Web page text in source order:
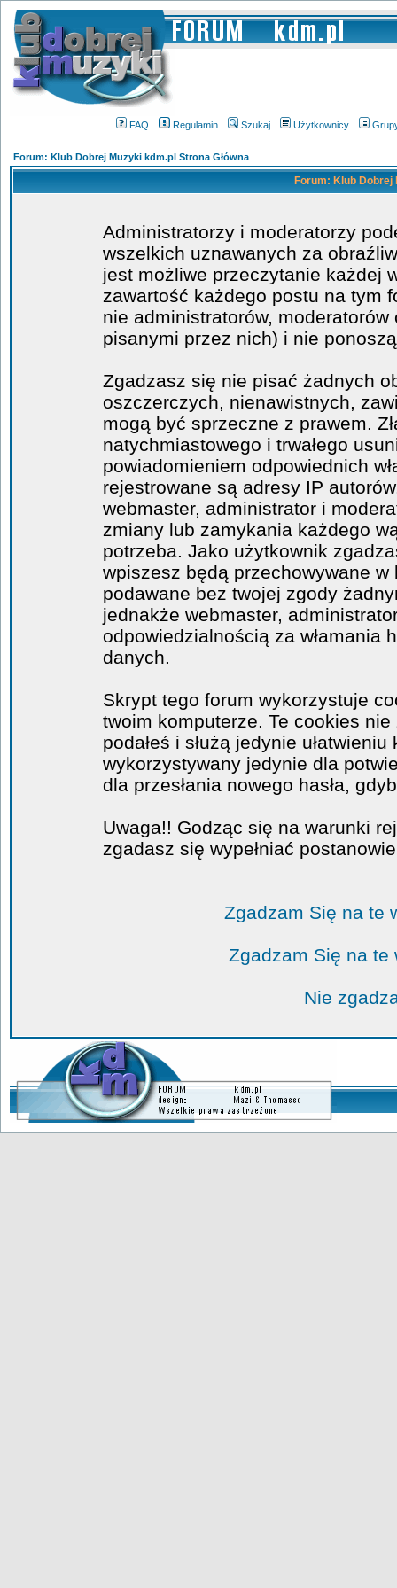
FAQ Regulamin Szukaj Użytkownicy
Forum: Klub Dobrej Muzyki kdm.pl Strona Główna
Forum: Klub
Administratorzy i moderatorzy
wszelkich uznawanych za
jest możliwe przeczytanie każdej
zawartość każdego postu na tym
nie administratorów,
pisanymi przez nich) i nie
Zgadzasz się nie pisać żadnych
oszczerczych, nienawistnych,
mogą być sprzeczne z prawem.
natychmiastowego i trwałego
powiadomieniem odpowiednich
rejestrowane są adresy IP
webmaster, administrator i
zmiany lub zamykania każdego
potrzeba. Jako użytkownik
wpiszesz będą przechowywane
podawane bez twojej zgody
jednakże webmaster,
odpowiedzialnością za włamania
danych.
Skrypt tego forum wykorzystuje
twoim komputerze. Te cookies
podałeś i służą jedynie
wykorzystywany jedynie dla
dla przesłania nowego hasła,
Uwaga!! Godząc się na warunki
zgadasz się wypełniać
Zgadzam Się na te
Zgadzam Się na
Nie